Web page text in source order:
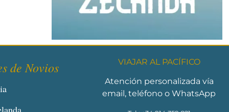
de Novios VIAJAR AL PACÍFICO
Atención personalizada vía
email, teléfono o WhatsApp